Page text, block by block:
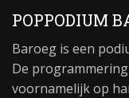
POPPODIUM
Baroeg is een
De
voornamelijk op